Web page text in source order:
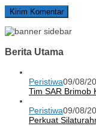
Berita Utama
Peristiwa09/08/
Tim SAR Brimob
Peristiwa09/08/
Perkuat